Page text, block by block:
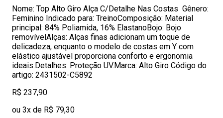
Nome: Top Alto Giro Alça C/Detalhe Nas Costas Gênero:
Feminino Indicado para: TreinoComposição: Material
principal: 84% Poliamida, 16% ElastanoBojo: Bojo
removívelAlças: Alças finas adicionam um toque de
delicadeza, enquanto o modelo de costas em Y com
elástico ajustável proporciona conforto e ergonomia
ideais.Detalhes: Proteção UV.Marca: Alto Giro Código do
artigo: 2431502-C5892
R$ 237,90
ou 3x de R$ 79,30